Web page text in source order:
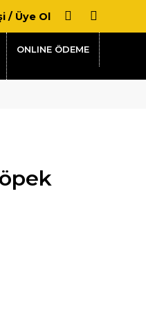
/ Üye Ol